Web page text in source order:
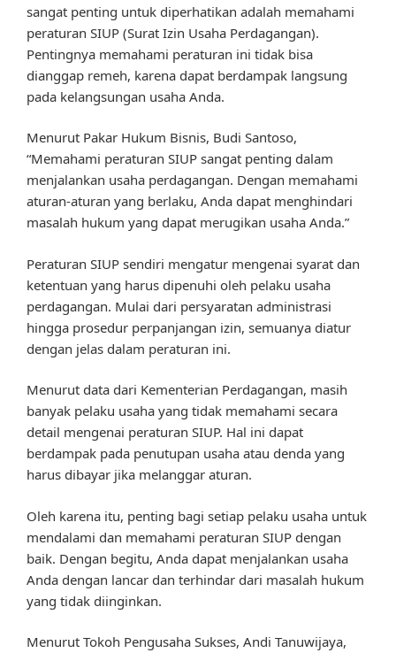
sangat penting untuk diperhatikan adalah memahami
peraturan SIUP (Surat Izin Usaha Perdagangan).
Pentingnya memahami peraturan ini tidak bisa
dianggap remeh, karena dapat berdampak langsung
pada kelangsungan usaha Anda.
Menurut Pakar Hukum Bisnis, Budi Santoso,
“Memahami peraturan SIUP sangat penting dalam
menjalankan usaha perdagangan. Dengan memahami
aturan-aturan yang berlaku, Anda dapat menghindari
masalah hukum yang dapat merugikan usaha Anda.”
Peraturan SIUP sendiri mengatur mengenai syarat dan
ketentuan yang harus dipenuhi oleh pelaku usaha
perdagangan. Mulai dari persyaratan administrasi
hingga prosedur perpanjangan izin, semuanya diatur
dengan jelas dalam peraturan ini.
Menurut data dari Kementerian Perdagangan, masih
banyak pelaku usaha yang tidak memahami secara
detail mengenai peraturan SIUP. Hal ini dapat
berdampak pada penutupan usaha atau denda yang
harus dibayar jika melanggar aturan.
Oleh karena itu, penting bagi setiap pelaku usaha untuk
mendalami dan memahami peraturan SIUP dengan
baik. Dengan begitu, Anda dapat menjalankan usaha
Anda dengan lancar dan terhindar dari masalah hukum
yang tidak diinginkan.
Menurut Tokoh Pengusaha Sukses, Andi Tanuwijaya,